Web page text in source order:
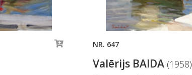
NR. 647
Valērijs BAIDA (1958)